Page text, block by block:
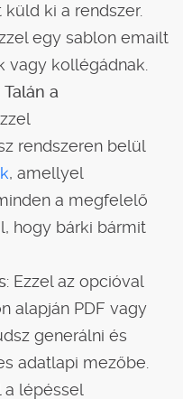
küld ki a rendszer.
egy sablon emailt
vagy kollégádnak.
Talán a
rendszeren belül
, amellyel
a megfelelő
hogy bárki bármit
: Ezzel az opcióval
alapján PDF vagy
generálni és
adatlapi mezőbe.
a lépéssel